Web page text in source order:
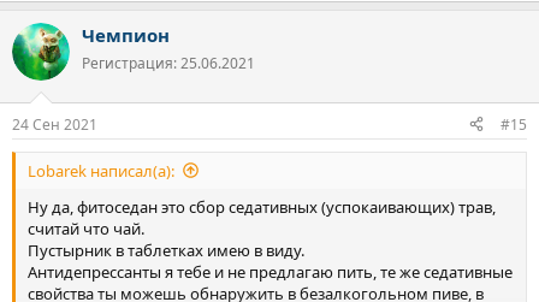
к
ц
и
Чемпион
Регистрация: 25.06.2021
24 Сен 2021 #15
Lobarek написал(а):
Ну да, фитоседан это сбор седативных (успокаивающих) трав,
считай что чай.
Пустырник в таблетках имею в виду.
Антидепрессанты я тебе и не предлагаю пить, те же седативные
свойства ты можешь обнаружить в безалкогольном пиве, в